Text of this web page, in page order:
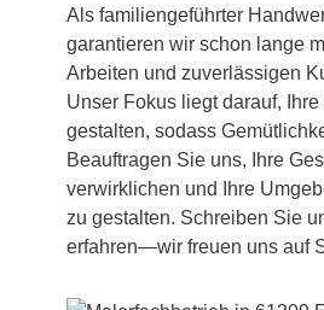
Als familiengeführter
garantieren wir schon lange
Arbeiten und zuverlässigen
Unser Fokus liegt darauf,
gestalten, sodass
Beauftragen Sie uns, Ihre
verwirklichen und Ihre
zu gestalten. Schreiben Sie
erfahren—wir freuen uns auf